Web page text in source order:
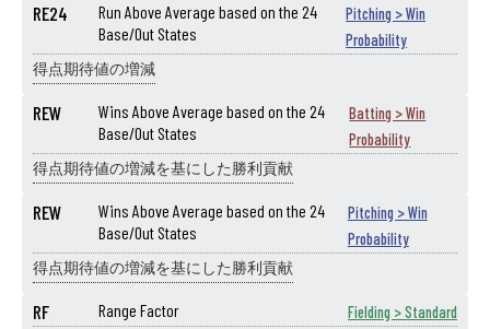
RE24
Run Above Average based on the 24
Base/Out States
Pitching > Win
Probability
得点期待値の増減
REW
Wins Above Average based on the 24
Base/Out States
Batting > Win
Probability
得点期待値の増減を基にした勝利貢献
REW
Wins Above Average based on the 24
Base/Out States
Pitching > Win
Probability
得点期待値の増減を基にした勝利貢献
RF Range Factor Fielding > Standard